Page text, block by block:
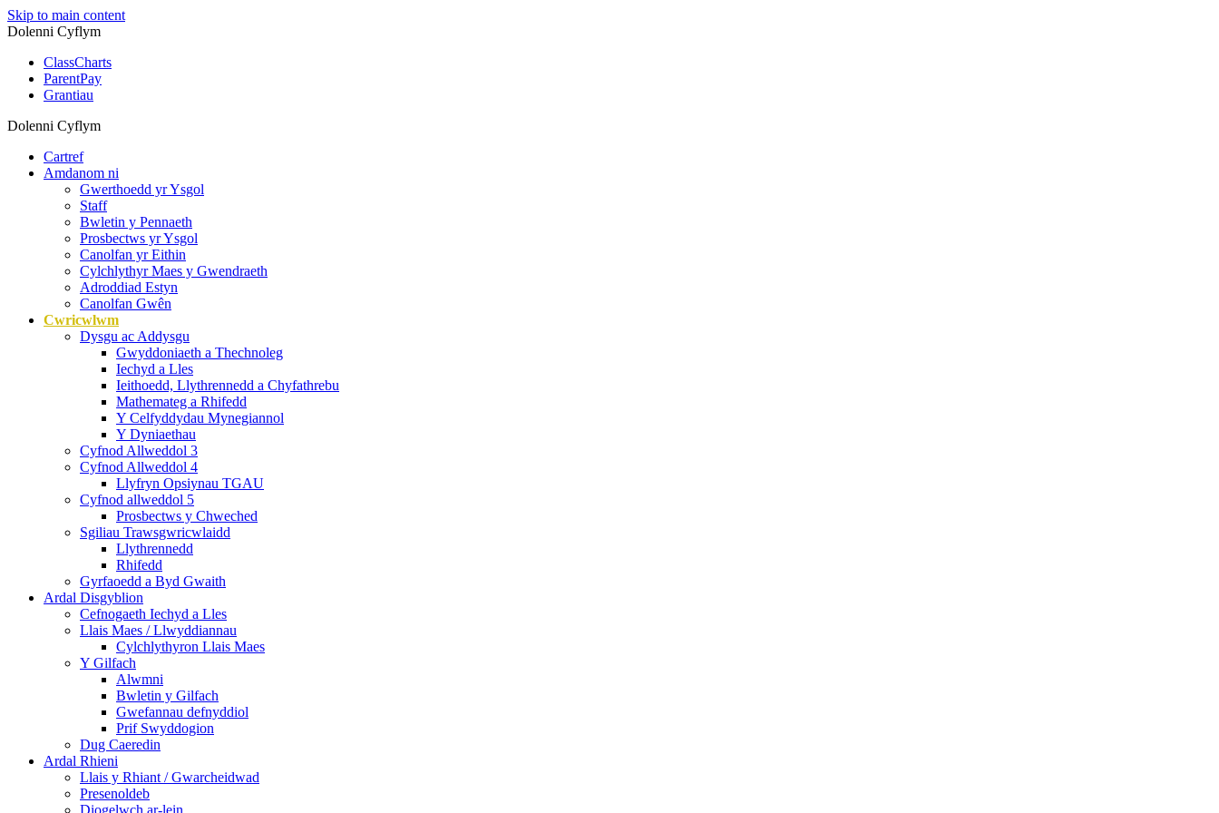
Skip to main content
Dolenni Cyflym
ClassCharts
ParentPay
Grantiau
Dolenni Cyflym
Cartref
Amdanom ni
Gwerthoedd yr Ysgol
Staff
Bwletin y Pennaeth
Prosbectws yr Ysgol
Canolfan yr Eithin
Cylchlythyr Maes y Gwendraeth
Adroddiad Estyn
Canolfan Gwên
Cwricwlwm
Dysgu ac Addysgu
Gwyddoniaeth a Thechnoleg
Iechyd a Lles
Ieithoedd, Llythrennedd a Chyfathrebu
Mathemateg a Rhifedd
Y Celfyddydau Mynegiannol
Y Dyniaethau
Cyfnod Allweddol 3
Cyfnod Allweddol 4
Llyfryn Opsiynau TGAU
Cyfnod allweddol 5
Prosbectws y Chweched
Sgiliau Trawsgwricwlaidd
Llythrennedd
Rhifedd
Gyrfaoedd a Byd Gwaith
Ardal Disgyblion
Cefnogaeth Iechyd a Lles
Llais Maes / Llwyddiannau
Cylchlythyron Llais Maes
Y Gilfach
Alwmni
Bwletin y Gilfach
Gwefannau defnyddiol
Prif Swyddogion
Dug Caeredin
Ardal Rhieni
Llais y Rhiant / Gwarcheidwad
Presenoldeb
Diogelwch ar-lein